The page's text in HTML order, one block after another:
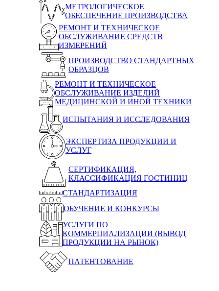
МЕТРОЛОГИЧЕСКОЕ
ОБЕСПЕЧЕНИЕ ПРОИЗВОДСТВА
РЕМОНТ И ТЕХНИЧЕСКОЕ
ОБСЛУЖИВАНИЕ СРЕДСТВ
ИЗМЕРЕНИЙ
ПРОИЗВОДСТВО СТАНДАРТНЫХ
ОБРАЗЦОВ
РЕМОНТ И ТЕХНИЧЕСКОЕ
ОБСЛУЖИВАНИЕ ИЗДЕЛИЙ
МЕДИЦИНСКОЙ И ИНОЙ ТЕХНИКИ
ИСПЫТАНИЯ И ИССЛЕДОВАНИЯ
ЭКСПЕРТИЗА ПРОДУКЦИИ И
УСЛУГ
СЕРТИФИКАЦИЯ,
КЛАССИФИКАЦИЯ ГОСТИНИЦ
СТАНДАРТИЗАЦИЯ
ОБУЧЕНИЕ И КОНКУРСЫ
УСЛУГИ ПО
КОММЕРЦИАЛИЗАЦИИ (ВЫВОД
ПРОДУКЦИИ НА РЫНОК)
ПАТЕНТОВАНИЕ